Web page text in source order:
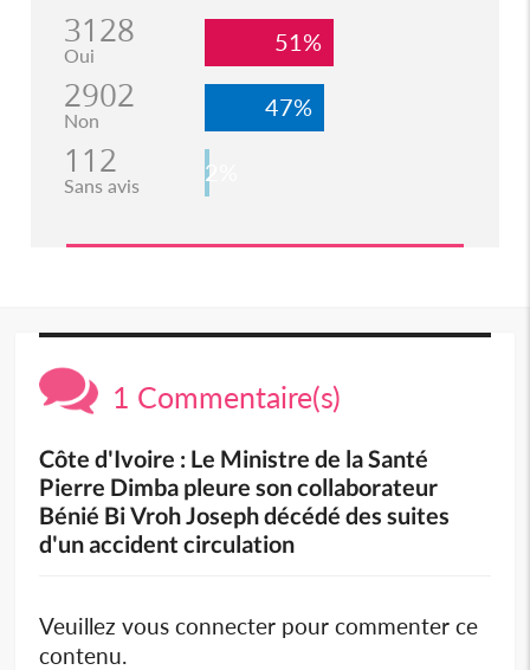
3128
Oui 51%
2902
Non 47%
112
Sans avis 2%
1 Commentaire(s)
Côte d'Ivoire : Le Ministre de la Santé
Pierre Dimba pleure son collaborateur
Bénié Bi Vroh Joseph décédé des suites
d'un accident circulation
Veuillez vous connecter pour commenter ce
contenu.